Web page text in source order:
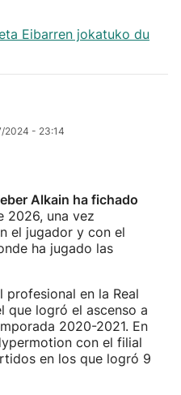
Eibarren jokatuko du
2024 - 23:14
Alkain ha fichado
2026, una vez
el jugador y con el
ha jugado las
en la Real
que logró el ascenso a
2020-2021. En
con el filial
en los que logró 9